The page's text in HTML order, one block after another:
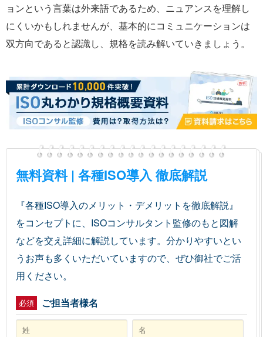
ョンという言葉は外来語であるため、ニュアンスを理解し
にくいかもしれませんが、基本的にコミュニケーションは
双方向であると認識し、規格を読み解いていきましょう。
無料資料 | 各種ISO導入 徹底解説
『各種ISO導入のメリット・デメリットを徹底解説』
をコンセプトに、ISOコンサルタント監修のもと図解
などを交え詳細に解説しています。分かりやすいとい
うお声も多くいただいていますので、ぜひ御社でご活
用ください。
必須 ご担当者様名